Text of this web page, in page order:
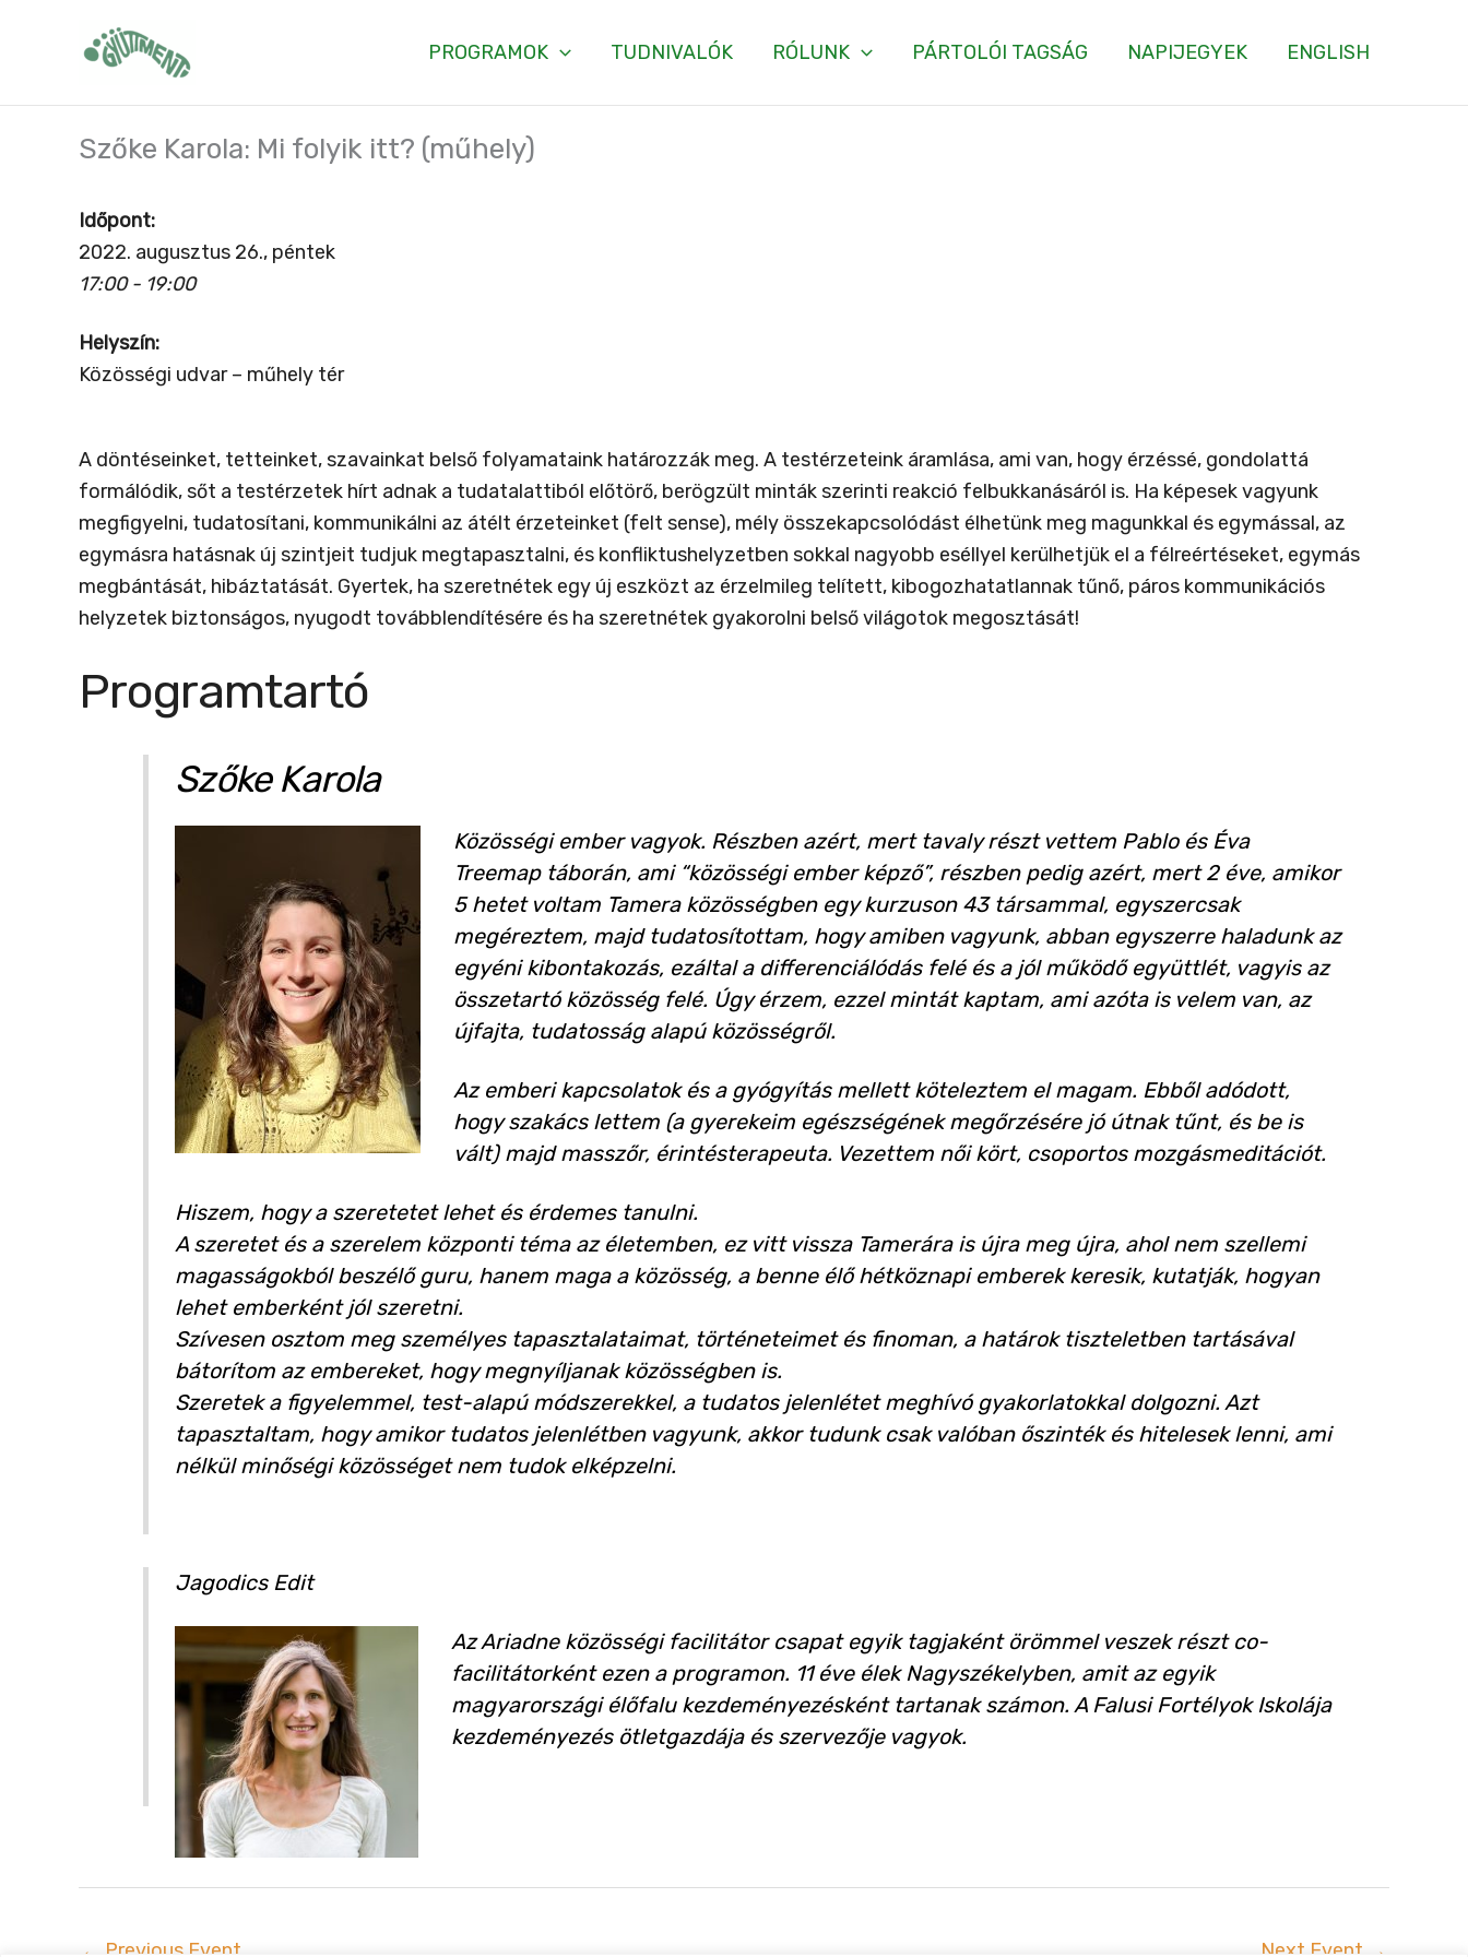
PROGRAMOK TUDNIVALÓK RÓLUNK PÁRTOLÓI TAGSÁG NAPIJEGYEK ENGLISH
Szőke Karola: Mi folyik itt? (műhely)
Időpont:
2022. augusztus 26., péntek
17:00 - 19:00
Helyszín:
Közösségi udvar – műhely tér
A döntéseinket, tetteinket, szavainkat belső folyamataink határozzák meg. A testérzeteink áramlása, ami van, hogy érzéssé, gondolattá
formálódik, sőt a testérzetek hírt adnak a tudatalattiból előtörő, berögzült minták szerinti reakció felbukkanásáról is. Ha képesek vagyunk
megfigyelni, tudatosítani, kommunikálni az átélt érzeteinket (felt sense), mély összekapcsolódást élhetünk meg magunkkal és egymással, az
egymásra hatásnak új szintjeit tudjuk megtapasztalni, és konfliktushelyzetben sokkal nagyobb eséllyel kerülhetjük el a félreértéseket, egymás
megbántását, hibáztatását. Gyertek, ha szeretnétek egy új eszközt az érzelmileg telített, kibogozhatatlannak tűnő, páros kommunikációs
helyzetek biztonságos, nyugodt továbblendítésére és ha szeretnétek gyakorolni belső világotok megosztását!
Programtartó
Szőke Karola
Közösségi ember vagyok. Részben azért, mert tavaly részt vettem Pablo és Éva
Treemap táborán, ami “közösségi ember képző”, részben pedig azért, mert 2 éve, amikor
5 hetet voltam Tamera közösségben egy kurzuson 43 társammal, egyszercsak
megéreztem, majd tudatosítottam, hogy amiben vagyunk, abban egyszerre haladunk az
egyéni kibontakozás, ezáltal a differenciálódás felé és a jól működő együttlét, vagyis az
összetartó közösség felé. Úgy érzem, ezzel mintát kaptam, ami azóta is velem van, az
újfajta, tudatosság alapú közösségről.
Az emberi kapcsolatok és a gyógyítás mellett köteleztem el magam. Ebből adódott,
hogy szakács lettem (a gyerekeim egészségének megőrzésére jó útnak tűnt, és be is
vált) majd masszőr, érintésterapeuta. Vezettem női kört, csoportos mozgásmeditációt.
Hiszem, hogy a szeretetet lehet és érdemes tanulni.
A szeretet és a szerelem központi téma az életemben, ez vitt vissza Tamerára is újra meg újra, ahol nem szellemi
magasságokból beszélő guru, hanem maga a közösség, a benne élő hétköznapi emberek keresik, kutatják, hogyan
lehet emberként jól szeretni.
Szívesen osztom meg személyes tapasztalataimat, történeteimet és finoman, a határok tiszteletben tartásával
bátorítom az embereket, hogy megnyíljanak közösségben is.
Szeretek a figyelemmel, test-alapú módszerekkel, a tudatos jelenlétet meghívó gyakorlatokkal dolgozni. Azt
tapasztaltam, hogy amikor tudatos jelenlétben vagyunk, akkor tudunk csak valóban őszinték és hitelesek lenni, ami
nélkül minőségi közösséget nem tudok elképzelni.
Jagodics Edit
Az Ariadne közösségi facilitátor csapat egyik tagjaként örömmel veszek részt co-
facilitátorként ezen a programon. 11 éve élek Nagyszékelyben, amit az egyik
magyarországi élőfalu kezdeményezésként tartanak számon. A Falusi Fortélyok Iskolája
kezdeményezés ötletgazdája és szervezője vagyok.
← Previous Event Next Event →